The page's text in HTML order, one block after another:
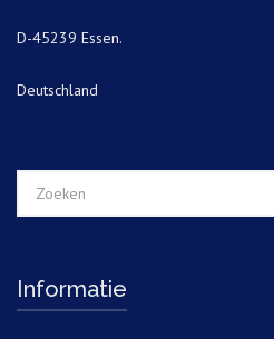
D-45239 Essen.
Deutschland
Informatie